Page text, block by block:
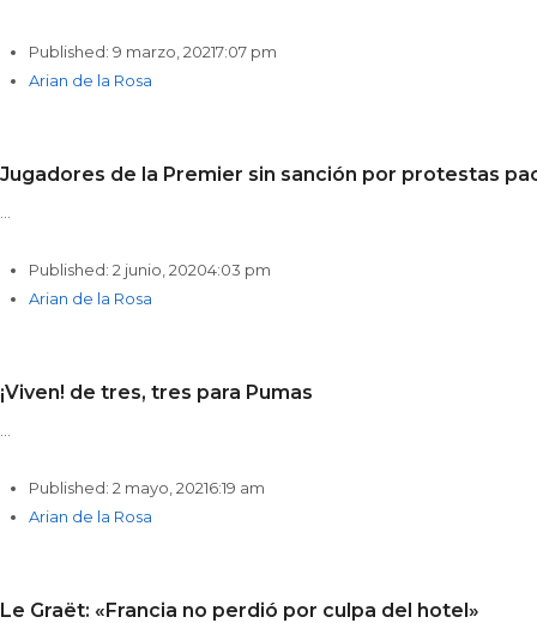
Published: 9 marzo, 20217:07 pm
Author
Arian de la Rosa
Jugadores de la Premier sin sanción por protestas
Published: 2 junio, 20204:03 pm
Author
Arian de la Rosa
¡Viven! de tres, tres para Pumas
Published: 2 mayo, 20216:19 am
Author
Arian de la Rosa
Le Graët: «Francia no perdió por culpa del hotel»